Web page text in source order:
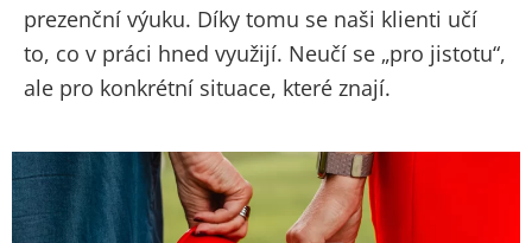
prezenční výuku. Díky tomu se naši klienti učí
to, co v práci hned využijí. Neučí se „pro jistotu“,
ale pro konkrétní situace, které znají.